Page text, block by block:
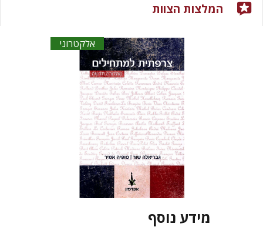
אלקטרוני
מידע נוסף
המלצות הצוות